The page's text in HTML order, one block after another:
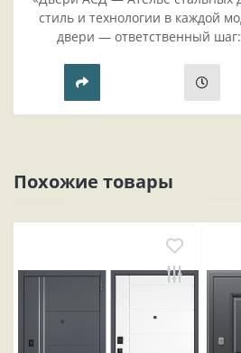
стиль и технологии в каждой
двери — ответственный шаг:
прихожей..
Похожие товары